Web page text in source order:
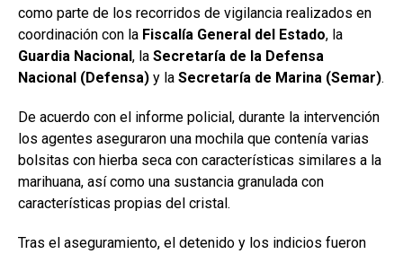
como parte de los recorridos de vigilancia realizados en
coordinación con la Fiscalía General del Estado, la
Guardia Nacional, la Secretaría de la Defensa
Nacional (Defensa) y la Secretaría de Marina (Semar).
De acuerdo con el informe policial, durante la intervención
los agentes aseguraron una mochila que contenía varias
bolsitas con hierba seca con características similares a la
marihuana, así como una sustancia granulada con
características propias del cristal.
Tras el aseguramiento, el detenido y los indicios fueron